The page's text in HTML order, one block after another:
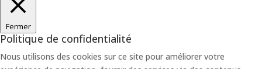
Fermer
Politique de confidentialité
Nous utilisons des cookies sur ce site pour améliorer votre